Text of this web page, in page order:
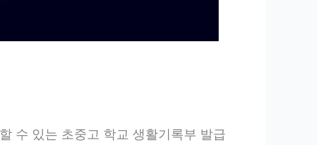
수 있는 초중고 학교 생활기록부 발급